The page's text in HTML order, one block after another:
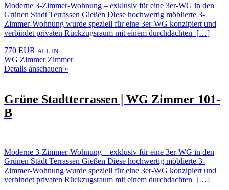
Moderne 3-Zimmer-Wohnung – exklusiv für eine 3er-WG in den
Grünen Stadt Terrassen Gießen Diese hochwertig möblierte 3-
Zimmer-Wohnung wurde speziell für eine 3er-WG konzipiert und
verbindet privaten Rückzugsraum mit einem durchdachten […]
770 EUR ALL IN
WG Zimmer Zimmer
Details anschauen »
Grüne Stadtterrassen | WG Zimmer 101-
B
|
Moderne 3-Zimmer-Wohnung – exklusiv für eine 3er-WG in den
Grünen Stadt Terrassen Gießen Diese hochwertig möblierte 3-
Zimmer-Wohnung wurde speziell für eine 3er-WG konzipiert und
verbindet privaten Rückzugsraum mit einem durchdachten […]